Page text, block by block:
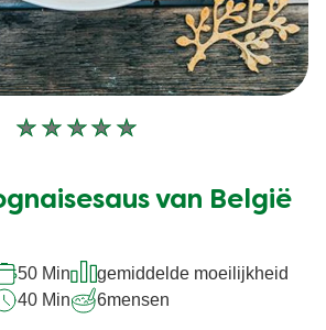
Geen
voor
van België
50 Min
gemiddelde moeilijkheid
40 Min
6mensen